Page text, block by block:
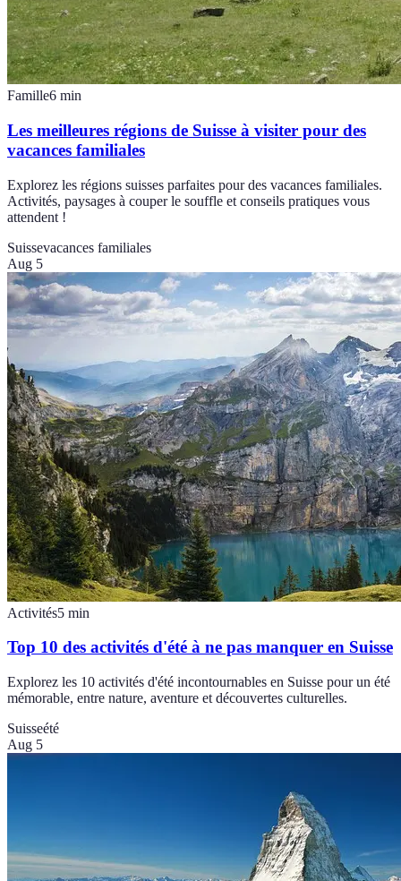
Famille6 min
Les meilleures régions de Suisse à visiter pour des
vacances familiales
Explorez les régions suisses parfaites pour des vacances familiales.
Activités, paysages à couper le souffle et conseils pratiques vous
attendent !
Suissevacances familiales
Aug 5
Activités5 min
Top 10 des activités d'été à ne pas manquer en Suisse
Explorez les 10 activités d'été incontournables en Suisse pour un été
mémorable, entre nature, aventure et découvertes culturelles.
Suisseété
Aug 5